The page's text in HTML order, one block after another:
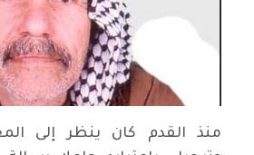
منذ القدم كان ينظر إلى